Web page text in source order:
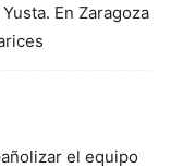
En Zaragoza
el equipo